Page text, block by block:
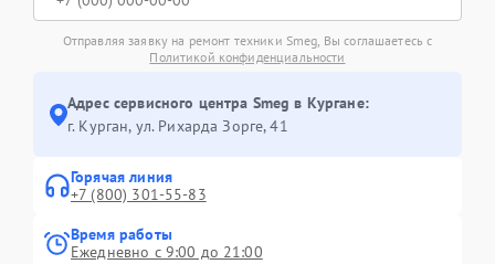
Отправляя заявку на ремонт техники Smeg, Вы соглашаетесь с
Политикой конфиденциальности
Адрес сервисного центра Smeg в Кургане:
г. Курган, ул. Рихарда Зорге, 41
Горячая линия
+7 (800) 301-55-83
Время работы
Ежедневно с 9:00 до 21:00